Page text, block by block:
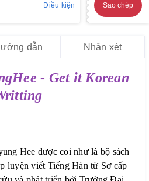
Điều kiện Sao chép
dẫn Nhận xét
- Get it Korean
Hee được coi như là bộ sách
luyện viết Tiếng Hàn từ Sơ cấp